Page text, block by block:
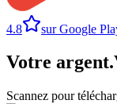
4.8 sur Google
Votre argent.
Scannez pour